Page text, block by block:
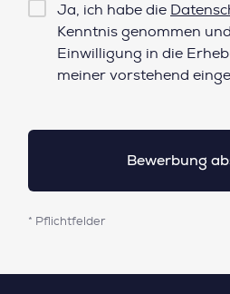
Checkbox
Datenschutz*
Ja, ich habe die
Kenntnis genommen
Einwilligung in die
meiner vorstehend
* Pflichtfelder